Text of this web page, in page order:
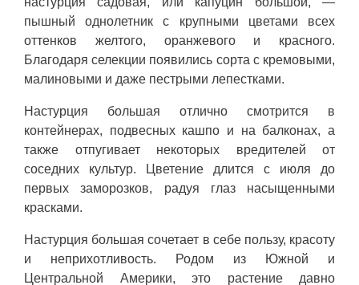
пышный однолетник с крупными цветами всех
оттенков желтого, оранжевого и красного.
Благодаря селекции появились сорта с кремовыми,
малиновыми и даже пестрыми лепестками.
Настурция большая отлично смотрится в
контейнерах, подвесных кашпо и на балконах, а
также отпугивает некоторых вредителей от
соседних культур. Цветение длится с июля до
первых заморозков, радуя глаз насыщенными
красками.
Настурция большая сочетает в себе пользу, красоту
и неприхотливость. Родом из Южной и
Центральной Америки, это растение давно